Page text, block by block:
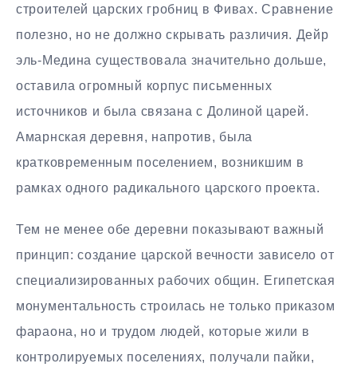
строителей царских гробниц в Фивах. Сравнение
полезно, но не должно скрывать различия. Дейр
эль-Медина существовала значительно дольше,
оставила огромный корпус письменных
источников и была связана с Долиной царей.
Амарнская деревня, напротив, была
кратковременным поселением, возникшим в
рамках одного радикального царского проекта.
Тем не менее обе деревни показывают важный
принцип: создание царской вечности зависело от
специализированных рабочих общин. Египетская
монументальность строилась не только приказом
фараона, но и трудом людей, которые жили в
контролируемых поселениях, получали пайки,